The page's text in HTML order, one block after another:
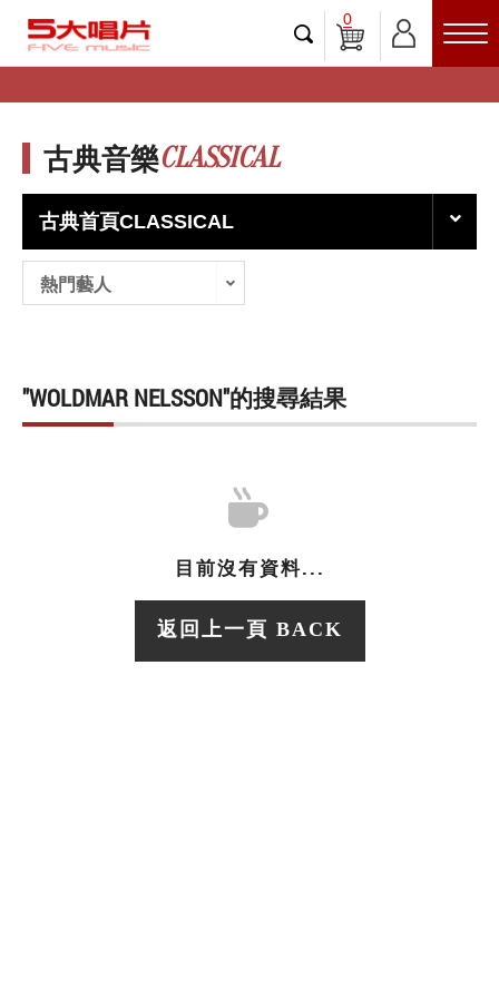
0
古典音樂CLASSICAL
古典首頁CLASSICAL
熱門藝人
"WOLDMAR NELSSON"的搜尋結果
目前沒有資料...
返回上一頁 BACK